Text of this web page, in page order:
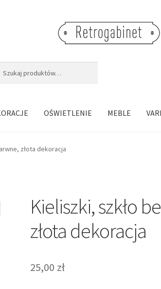
OŚWIETLENIE MEBLE
złota dekoracja
Kieliszki, szkło
złota dekoracja
25,00 zł